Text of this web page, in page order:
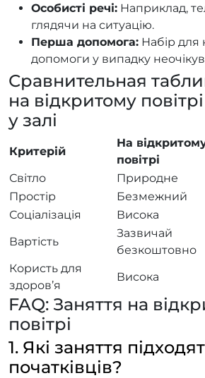
Особисті речі: Наприклад,
глядячи на ситуацію.
Перша допомога: Набір для
допомоги у випадку
Сравнительная
на відкритому
у залі
Критерій
На
повітрі
Світло
Природне
Простір
Безмежний
Соціалізація
Висока
Вартість
Зазвичай
безкоштовно
Користь для
здоров’я
Висока
FAQ: Заняття на
повітрі
1. Які заняття
початківців?